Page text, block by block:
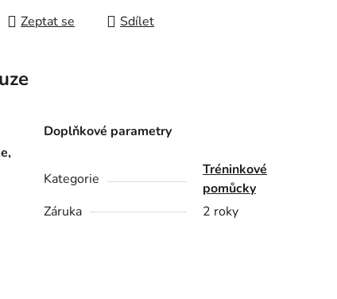
Zeptat se Sdílet
Doplňkové parametry
Kategorie
Tréninkové
pomůcky
Záruka
2 roky